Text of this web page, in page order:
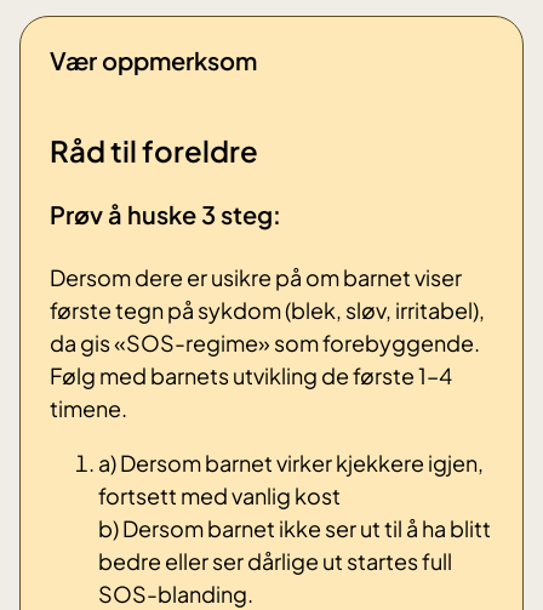
Vær oppmerksom
Råd til foreldre
Prøv å huske 3 steg:
Dersom dere er usikre på om barnet viser
første tegn på sykdom (blek, sløv, irritabel),
da gis «SOS-regime» som forebyggende.
Følg med barnets utvikling de første 1–4
timene.
a) Dersom barnet virker kjekkere igjen,
fortsett med vanlig kost
b) Dersom barnet ikke ser ut til å ha blitt
bedre eller ser dårlige ut startes full
SOS-blanding.